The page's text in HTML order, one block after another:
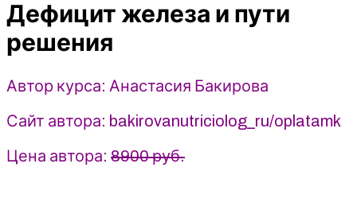
решения
-
Анастасия
(2024)
Дефицит железа и пути
решения
Автор курса: Анастасия Бакирова
Сайт автора: bakirovanutriciolog_ru/oplatamk
Цена автора: 8900 руб.